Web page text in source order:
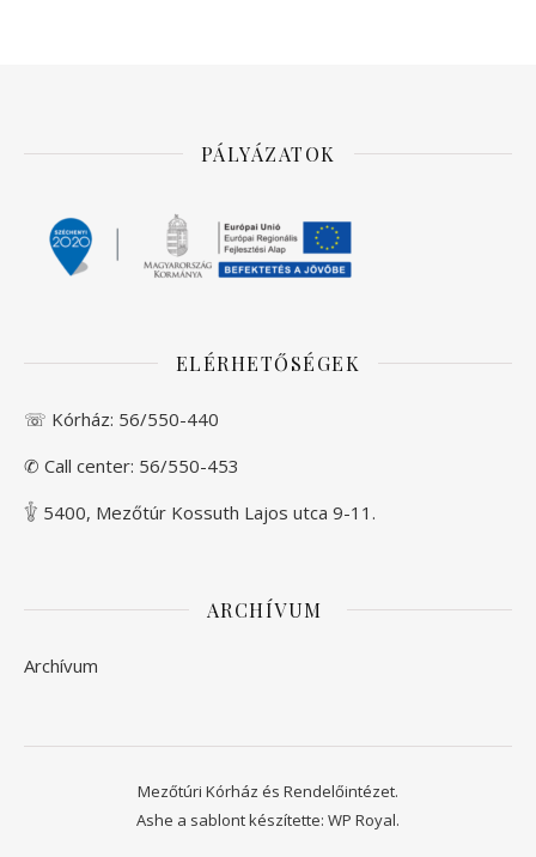
PÁLYÁZATOK
ELÉRHETŐSÉGEK
☏ Kórház: 56/550-440
✆ Call center: 56/550-453
𓇚 5400, Mezőtúr Kossuth Lajos utca 9-11.
ARCHÍVUM
Archívum
Mezőtúri Kórház és Rendelőintézet.
Ashe a sablont készítette: WP Royal.